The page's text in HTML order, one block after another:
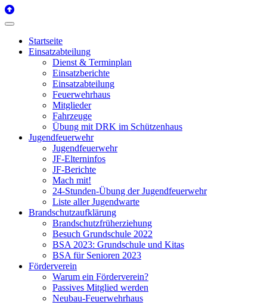
Startseite
Einsatzabteilung
Dienst & Terminplan
Einsatzberichte
Einsatzabteilung
Feuerwehrhaus
Mitglieder
Fahrzeuge
Übung mit DRK im Schützenhaus
Jugendfeuerwehr
Jugendfeuerwehr
JF-Elterninfos
JF-Berichte
Mach mit!
24-Stunden-Übung der Jugendfeuerwehr
Liste aller Jugendwarte
Brandschutzaufklärung
Brandschutzfrüherziehung
Besuch Grundschule 2022
BSA 2023: Grundschule und Kitas
BSA für Senioren 2023
Förderverein
Warum ein Förderverein?
Passives Mitglied werden
Neubau-Feuerwehrhaus